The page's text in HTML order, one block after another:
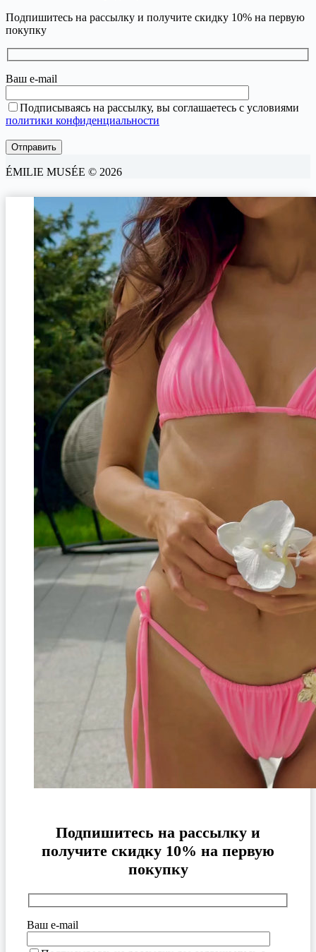
Подпишитесь на рассылку и получите скидку 10% на первую
покупку
Ваш e-mail
Подписываясь на рассылку, вы соглашаетесь с условиями
политики конфиденциальности
ÉMILIE MUSÉE © 2026
Подпишитесь на рассылку и
получите скидку 10% на первую
покупку
Ваш e-mail